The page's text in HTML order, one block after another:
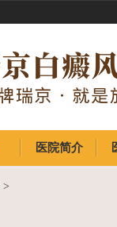
医院简介
>